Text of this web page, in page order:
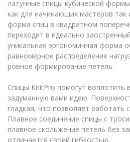
латунные спицы кубической
как для начинающих мастеров так
форма спиц в квадратном
переходит в идеально
уникальная эргономичная форма
равномерное распределение
ровное формирование петель.
Спицы KnitPro помогут воплотить
задуманную вами идею.
гладкая, что позволяет
Плавное соединение спицы с
плавное скольжение петель без
отличается своей гибкостью.